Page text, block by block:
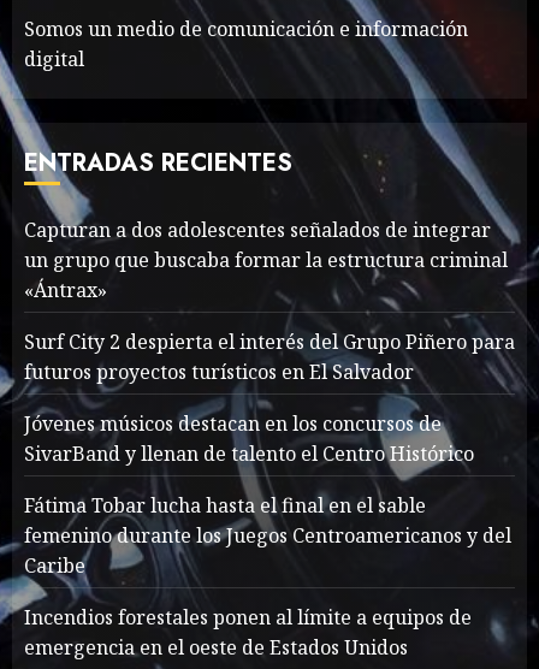
7
Valentino Goes
Deliberately Feminine for
Fall 2018
MAYO 16, 2024 765
1
Searching for the
forgotten heroes of World
War Two
MAYO 14, 2024 860
2
What’s Scarier Than the
Sex Talk? Its About Weight
MAYO 14, 2024 862
Somos un medio de comunicación e información
digital
ENTRADAS RECIENTES
Capturan a dos adolescentes señalados de integrar
un grupo que buscaba formar la estructura criminal
«Ántrax»
Surf City 2 despierta el interés del Grupo Piñero para
futuros proyectos turísticos en El Salvador
Jóvenes músicos destacan en los concursos de
SivarBand y llenan de talento el Centro Histórico
Fátima Tobar lucha hasta el final en el sable
femenino durante los Juegos Centroamericanos y del
Caribe
Incendios forestales ponen al límite a equipos de
emergencia en el oeste de Estados Unidos